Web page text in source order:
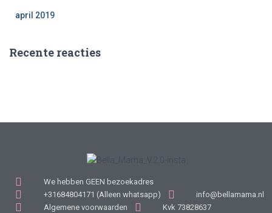
april 2019
Recente reacties
We hebben GEEN bezoekadres
+31684804171 (Alleen whatsapp)
info@bellamama.nl
Algemene voorwaarden
Kvk 73828637